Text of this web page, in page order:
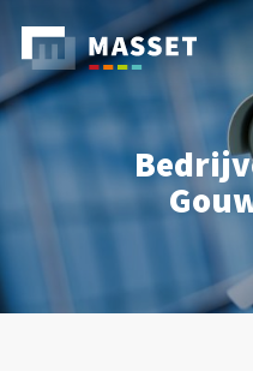
main
content